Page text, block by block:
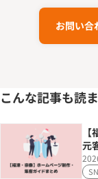
お問い合
こんな記事も読
元